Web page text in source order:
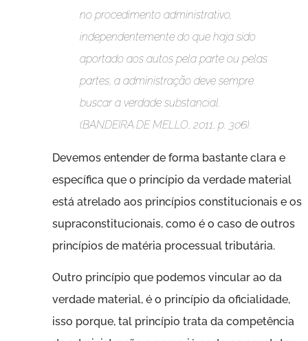
no procedimento administrativo,
independentemente do que haja sido
aportado aos autos pela parte ou pelas
partes, a administração deve sempre
buscar a verdade substancial.
(BANDEIRA DE MELLO, 2011, p. 306).
Devemos entender de forma bastante clara e
específica que o princípio da verdade material
está atrelado aos princípios constitucionais e os
supraconstitucionais, como é o caso de outros
princípios de matéria processual tributária.
Outro princípio que podemos vincular ao da
verdade material, é o princípio da oficialidade,
isso porque, tal princípio trata da competência